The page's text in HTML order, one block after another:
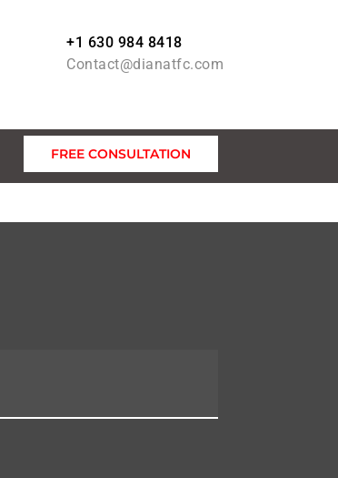
+1 630 984 8418
Contact@dianatfc.com
FREE CONSULTATION